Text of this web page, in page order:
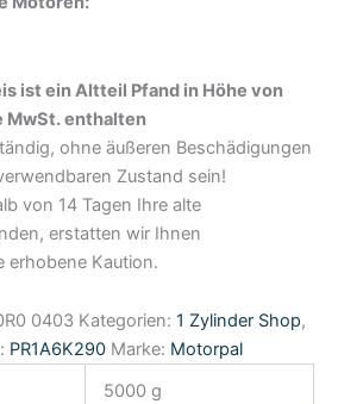
ist ein Altteil Pfand in Höhe von
MwSt. enthalten
ohne äußeren Beschädigungen
Zustand sein!
von 14 Tagen Ihre alte
erstatten wir Ihnen
erhobene Kaution.
0403 Kategorien: 1 Zylinder Shop,
PR1A6K290 Marke: Motorpal
5000 g